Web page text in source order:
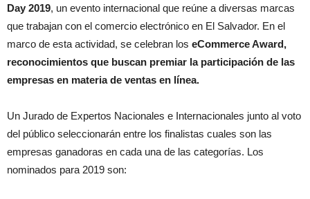
Day 2019, un evento internacional que reúne a diversas marcas
que trabajan con el comercio electrónico en El Salvador. En el
marco de esta actividad, se celebran los eCommerce Award,
reconocimientos que buscan premiar la participación de las
empresas en materia de ventas en línea.
Un Jurado de Expertos Nacionales e Internacionales junto al voto
del público seleccionarán entre los finalistas cuales son las
empresas ganadoras en cada una de las categorías. Los
nominados para 2019 son: